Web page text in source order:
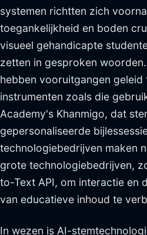
systemen richtten zich
toegankelijkheid en boden
visueel gehandicapte
zetten in gesproken
hebben vooruitgangen
instrumenten zoals die
Academy's Khanmigo, dat
gepersonaliseerde
technologiebedrijven maken
grote technologiebedrijven,
to-Text API, om interactie en
van educatieve inhoud te
In wezen is AI-